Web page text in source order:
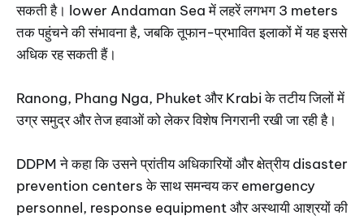
सकती है। lower Andaman Sea में लहरें लगभग 3 meters
तक पहुंचने की संभावना है, जबकि तूफान-प्रभावित इलाकों में यह इससे
अधिक रह सकती हैं।
Ranong, Phang Nga, Phuket और Krabi के तटीय जिलों में
उग्र समुद्र और तेज हवाओं को लेकर विशेष निगरानी रखी जा रही है।
DDPM ने कहा कि उसने प्रांतीय अधिकारियों और क्षेत्रीय disaster
prevention centers के साथ समन्वय कर emergency
personnel, response equipment और अस्थायी आश्रयों की